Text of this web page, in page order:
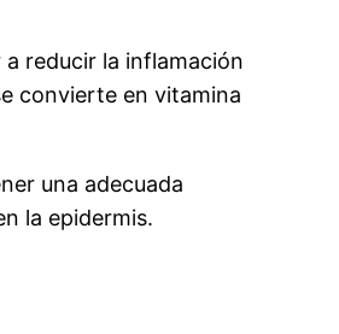
reducir la inflamación
convierte en vitamina
una adecuada
la epidermis.